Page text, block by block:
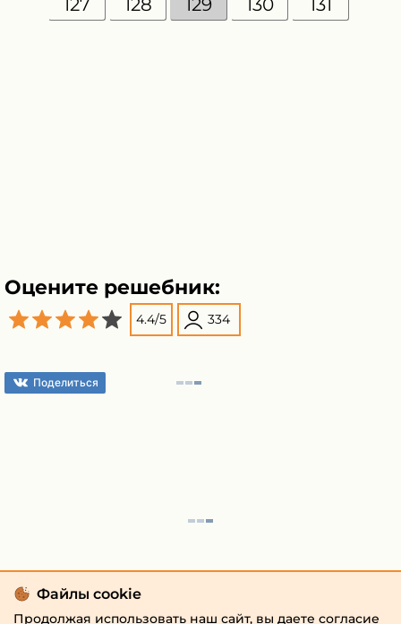
127 128 129 130 131
Оцените решебник:
4.4/5 334
Поделиться
Файлы cookie
Продолжая использовать наш сайт, вы даете согласие